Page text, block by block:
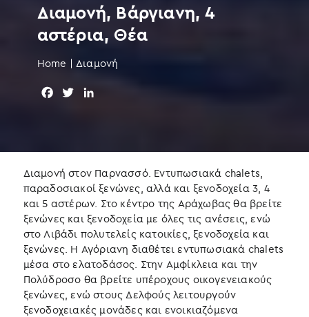
Διαμονή, Βάργιανη, 4
αστέρια, Θέα
Home | Διαμονή
b
o
o
k
t
e
r
e
d
n
Διαμονή στον Παρνασσό. Εντυπωσιακά chalets,
παραδοσιακοί ξενώνες, αλλά και ξενοδοχεία 3, 4
και 5 αστέρων. Στο κέντρο της Αράχωβας θα βρείτε
ξενώνες και ξενοδοχεία με όλες τις ανέσεις, ενώ
στο Λιβάδι πολυτελείς κατοικίες, ξενοδοχεία και
ξενώνες. Η Αγόριανη διαθέτει εντυπωσιακά chalets
μέσα στο ελατοδάσος. Στην Αμφίκλεια και την
Πολύδροσο θα βρείτε υπέροχους οικογενειακούς
ξενώνες, ενώ στους Δελφούς λειτουργούν
ξενοδοχειακές μονάδες και ενοικιαζόμενα